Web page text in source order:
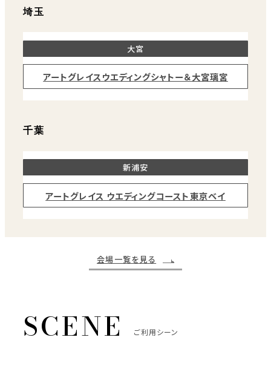
埼玉
大宮
アートグレイスウエディングシャトー＆大宮璃宮
千葉
新浦安
アートグレイス ウエディングコースト東京ベイ
会場一覧を見る
ご利用シーン